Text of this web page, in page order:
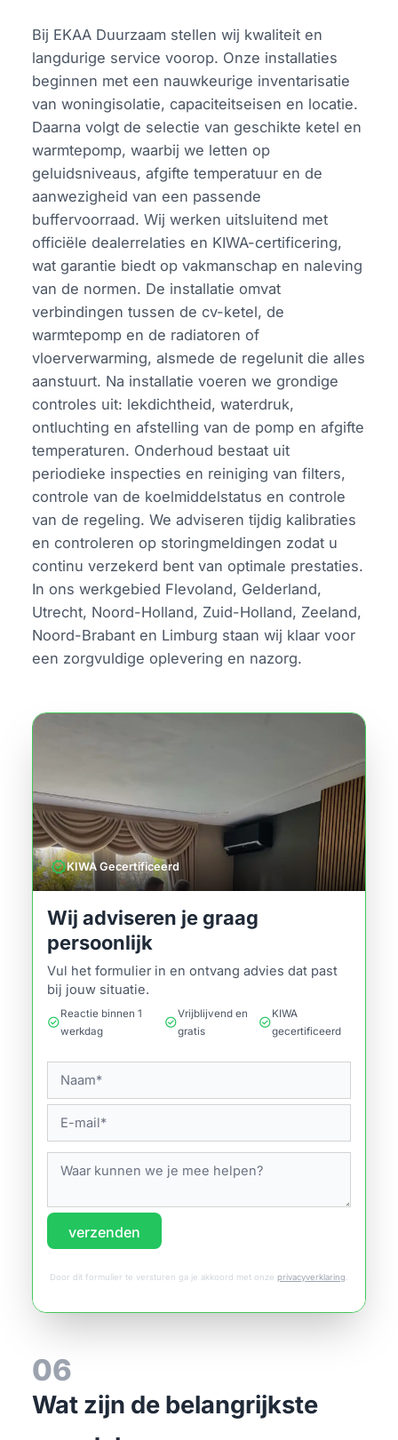
Bij EKAA Duurzaam stellen wij kwaliteit en
langdurige service voorop. Onze installaties
beginnen met een nauwkeurige inventarisatie
van woningisolatie, capaciteitseisen en locatie.
Daarna volgt de selectie van geschikte ketel en
warmtepomp, waarbij we letten op
geluidsniveaus, afgifte temperatuur en de
aanwezigheid van een passende
buffervoorraad. Wij werken uitsluitend met
officiële dealerrelaties en KIWA-certificering,
wat garantie biedt op vakmanschap en naleving
van de normen. De installatie omvat
verbindingen tussen de cv-ketel, de
warmtepomp en de radiatoren of
vloerverwarming, alsmede de regelunit die alles
aanstuurt. Na installatie voeren we grondige
controles uit: lekdichtheid, waterdruk,
ontluchting en afstelling van de pomp en afgifte
temperaturen. Onderhoud bestaat uit
periodieke inspecties en reiniging van filters,
controle van de koelmiddelstatus en controle
van de regeling. We adviseren tijdig kalibraties
en controleren op storingmeldingen zodat u
continu verzekerd bent van optimale prestaties.
In ons werkgebied Flevoland, Gelderland,
Utrecht, Noord-Holland, Zuid-Holland, Zeeland,
Noord-Brabant en Limburg staan wij klaar voor
een zorgvuldige oplevering en nazorg.
verifiedKIWA Gecertificeerd
Wij adviseren je graag
persoonlijk
Vul het formulier in en ontvang advies dat past
bij jouw situatie.
check_circle
Reactie binnen 1
werkdag
check_circle
Vrijblijvend en
gratis
check_circle
KIWA
gecertificeerd
verzenden
Door dit formulier te versturen ga je akkoord met onze privacyverklaring
06
Wat zijn de belangrijkste